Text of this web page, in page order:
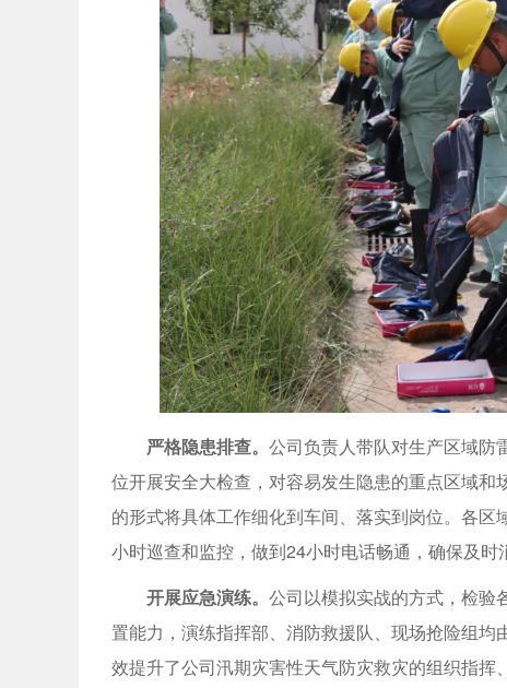
严格隐患排查。 公司负责人带队对生产区域防
位开展安全大检查，对容易发生隐患的重点区域和
的形式将具体工作细化到车间、落实到岗位。各区
小时巡查和监控，做到24小时电话畅通，确保及时
开展应急演练。 公司以模拟实战的方式，检验
置能力，演练指挥部、消防救援队、现场抢险组
效提升了公司汛期灾害性天气防灾救灾的组织指